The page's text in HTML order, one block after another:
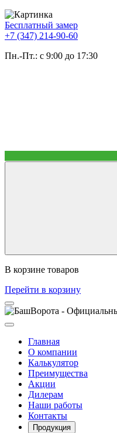
Бесплатный замер
+7 (347) 214-90-60
Пн.-Пт.: с 9:00 до 17:30
В корзине товаров
Перейти в корзину
Главная
О компании
Калькулятор
Преимущества
Акции
Дилерам
Наши работы
Контакты
Продукция